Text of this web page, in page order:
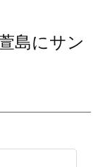
島にサン